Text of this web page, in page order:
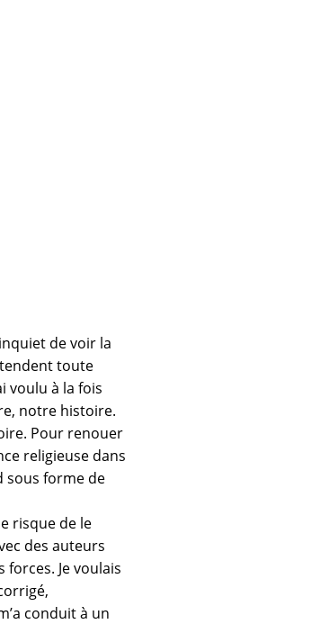
de voir la
toute
voulu à la fois
notre histoire.
Pour renouer
religieuse dans
sous forme de
risque de le
des auteurs
Je voulais
conduit à un